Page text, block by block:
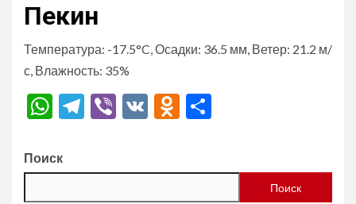
Пекин
Температура: -17.5°C, Осадки: 36.5 мм, Ветер: 21.2 м/
с, Влажность: 35%
WhatsApp
Telegram
Viber
VK Odnoklassniki
Поиск
Поиск